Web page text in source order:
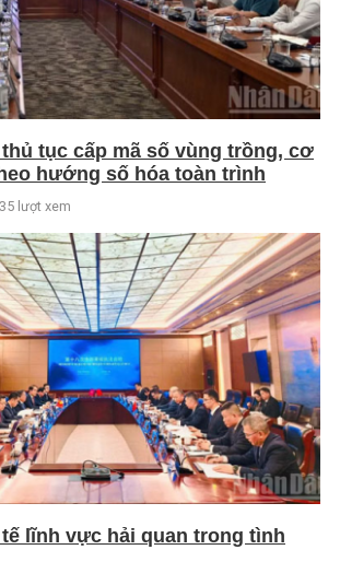
tục cấp mã số vùng trồng, cơ
hướng số hóa toàn trình
lượt xem
lĩnh vực hải quan trong tình